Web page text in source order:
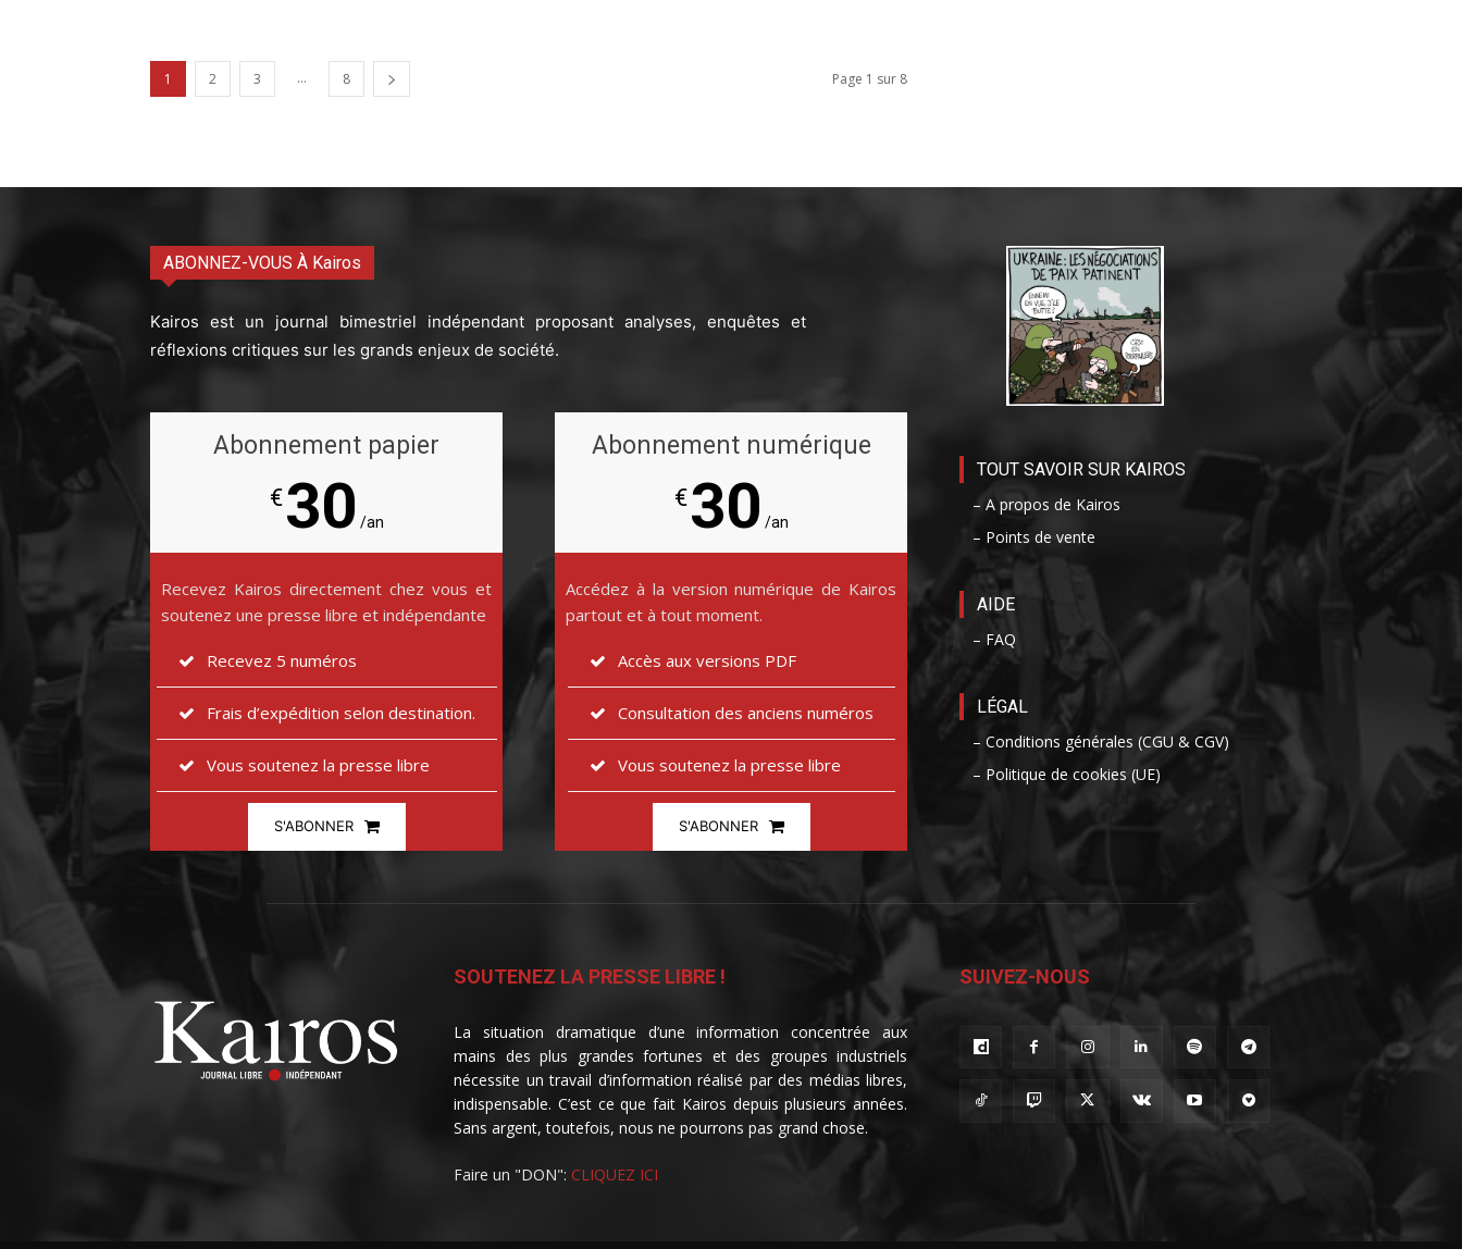
1 2 3 ... 8 Page 1 sur 8
ABONNEZ-VOUS À Kairos
Kairos est un journal bimestriel indépendant proposant analyses, enquêtes et
réflexions critiques sur les grands enjeux de société.
Abonnement papier
€30 /an
Recevez Kairos directement chez vous et
soutenez une presse libre et indépendante
Recevez 5 numéros
Frais d’expédition selon destination.
Vous soutenez la presse libre
S'ABONNER
Abonnement numérique
€30 /an
Accédez à la version numérique de Kairos
partout et à tout moment.
Accès aux versions PDF
Consultation des anciens numéros
Vous soutenez la presse libre
S'ABONNER
TOUT SAVOIR SUR KAIROS
– A propos de Kairos
– Points de vente
AIDE
– FAQ
LÉGAL
– Conditions générales (CGU & CGV)
– Politique de cookies (UE)
SOUTENEZ LA PRESSE LIBRE !
La situation dramatique d’une information concentrée aux
mains des plus grandes fortunes et des groupes industriels
nécessite un travail d’information réalisé par des médias libres,
indispensable. C’est ce que fait Kairos depuis plusieurs années.
Sans argent, toutefois, nous ne pourrons pas grand chose.
Faire un "DON": CLIQUEZ ICI
SUIVEZ-NOUS